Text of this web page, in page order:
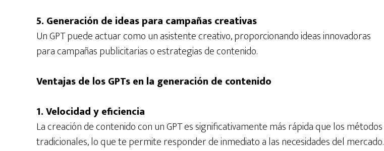
5. Generación de ideas para campañas creativas
Un GPT puede actuar como un asistente creativo, proporcionando ideas innovadoras
para campañas publicitarias o estrategias de contenido.
Ventajas de los GPTs en la generación de contenido
1. Velocidad y eficiencia
La creación de contenido con un GPT es significativamente más rápida que los métodos
tradicionales, lo que te permite responder de inmediato a las necesidades del mercado.